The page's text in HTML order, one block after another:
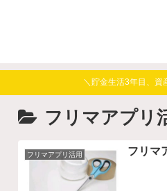
＼貯金生活3年目、資
フリマアプリ
フリマアプリ活用 フリマ